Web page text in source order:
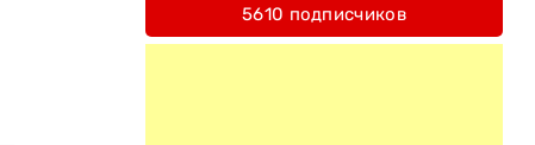
5610 подписчиков